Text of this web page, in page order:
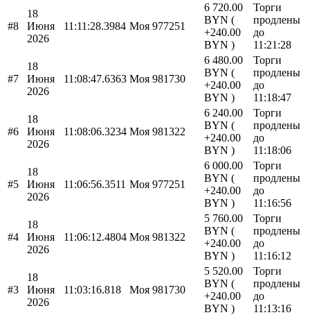
#8
18
Июня
2026
11:11:28.3984 Моя 977251
6 720.00
BYN (
+240.00
BYN )
Торги
продлены
до
11:21:28
#7
18
Июня
2026
11:08:47.6363 Моя 981730
6 480.00
BYN (
+240.00
BYN )
Торги
продлены
до
11:18:47
#6
18
Июня
2026
11:08:06.3234 Моя 981322
6 240.00
BYN (
+240.00
BYN )
Торги
продлены
до
11:18:06
#5
18
Июня
2026
11:06:56.3511 Моя 977251
6 000.00
BYN (
+240.00
BYN )
Торги
продлены
до
11:16:56
#4
18
Июня
2026
11:06:12.4804 Моя 981322
5 760.00
BYN (
+240.00
BYN )
Торги
продлены
до
11:16:12
#3
18
Июня
2026
11:03:16.818 Моя 981730
5 520.00
BYN (
+240.00
BYN )
Торги
продлены
до
11:13:16